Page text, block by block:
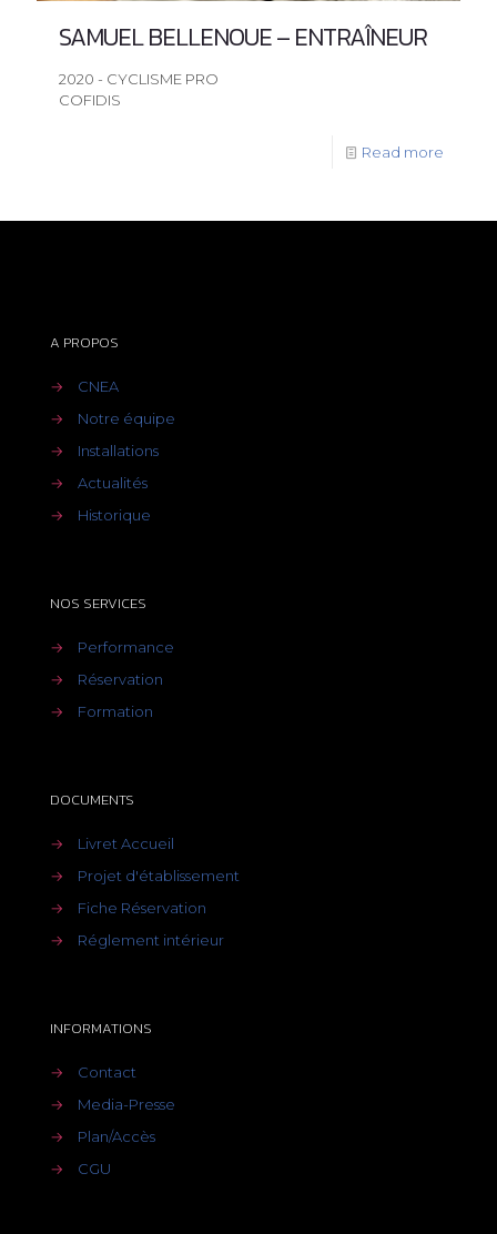
SAMUEL BELLENOUE – ENTRAÎNEUR
2020 - CYCLISME PRO
COFIDIS
Read more
A PROPOS
→
CNEA
→
Notre équipe
→
Installations
→
Actualités
→
Historique
NOS SERVICES
→
Performance
→
Réservation
→
Formation
DOCUMENTS
→
Livret Accueil
→
Projet d'établissement
→
Fiche Réservation
→
Réglement intérieur
INFORMATIONS
→
Contact
→
Media-Presse
→
Plan/Accès
→
CGU